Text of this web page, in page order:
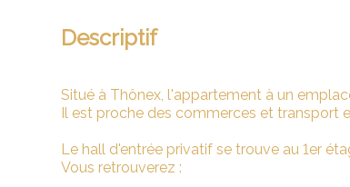
Descriptif
Situé à Thônex, l'appartement à un
Il est proche des commerces et transport
Le hall d'entrée privatif se trouve au 1er
Vous retrouverez :